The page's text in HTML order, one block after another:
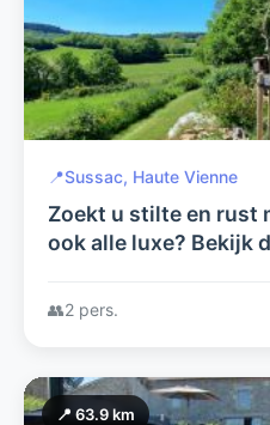
📍Sussac, Haute Vienne
Zoekt u stilte en rust
ook alle luxe? Bekijk
hebben.
👥2 pers.
📍 63.9 km